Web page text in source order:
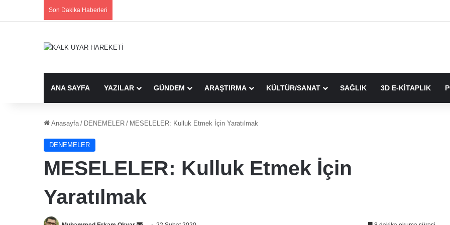
Son Dakika Haberleri
ANA SAYFA YAZILAR GÜNDEM ARAŞTIRMA KÜLTÜR/SANAT SAĞLIK 3D E-KİTAPLIK
Anasayfa / DENEMELER / MESELELER: Kulluk Etmek İçin Yaratılmak
DENEMELER
MESELELER: Kulluk Etmek İçin
Yaratılmak